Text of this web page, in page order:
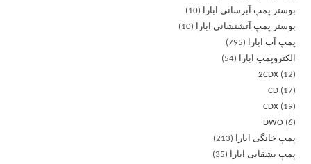
بوستر پمپ آبرسانی ابارا
10
بوستر پمپ آتشنشانی ابارا
10
پمپ آب ابارا
795
الکتروپمپ ابارا
54
2CDX
12
CD
17
CDX
19
DWO
6
پمپ خانگی ابارا
213
پمپ بشقابی ابارا
35